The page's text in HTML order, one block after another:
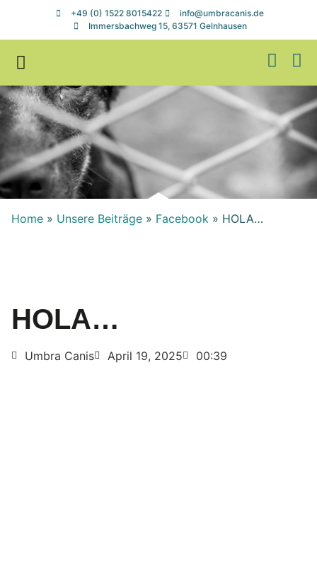
+49 (0) 1522 8015422
info@umbracanis.de
Immersbachweg 15, 63571 Gelnhausen
Home » Unsere Beiträge » Facebook » HOLA…
HOLA…
Umbra Canis April 19, 2025 00:39